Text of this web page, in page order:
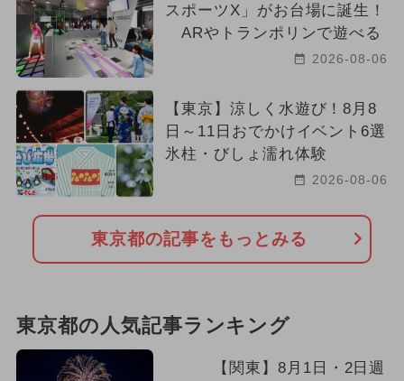
スポーツX」がお台場に誕生！
ARやトランポリンで遊べる
2026-08-06
【東京】涼しく水遊び！8月8
日～11日おでかけイベント6選
氷柱・びしょ濡れ体験
2026-08-06
東京都の記事をもっとみる
東京都の人気記事ランキング
【関東】8月1日・2日週